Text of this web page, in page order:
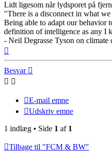
Lidt ligesom når lydsporet på
"There is a disconnect in what
Being able to adapt our behavior
definition of intelligence as any I
- Neil Degrasse Tyson on climate
Besvar
E-mail emne
Udskriv emne
1 indlæg • Side 1 af 1
Tilbage til "FCM & BW"